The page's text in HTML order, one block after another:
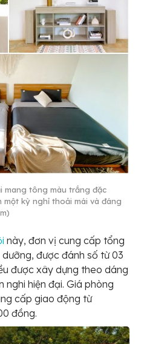
mang tông màu trắng đặc
một kỳ nghỉ thoải mái và đáng
này, đơn vị cung cấp tổng
được đánh số từ 03
được xây dựng theo dáng
nghi hiện đại. Giá phòng
cấp giao động từ
đồng.